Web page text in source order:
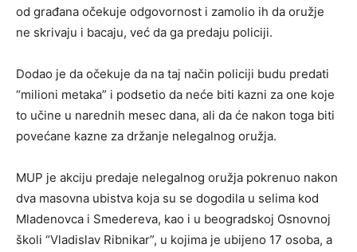
od građana očekuje odgovornost i zamolio ih da oružje
ne skrivaju i bacaju, već da ga predaju policiji.
Dodao je da očekuje da na taj način policiji budu predati
“milioni metaka” i podsetio da neće biti kazni za one koje
to učine u narednih mesec dana, ali da će nakon toga biti
povećane kazne za držanje nelegalnog oružja.
MUP je akciju predaje nelegalnog oružja pokrenuo nakon
dva masovna ubistva koja su se dogodila u selima kod
Mladenovca i Smedereva, kao i u beogradskoj Osnovnoj
školi “Vladislav Ribnikar”, u kojima je ubijeno 17 osoba, a